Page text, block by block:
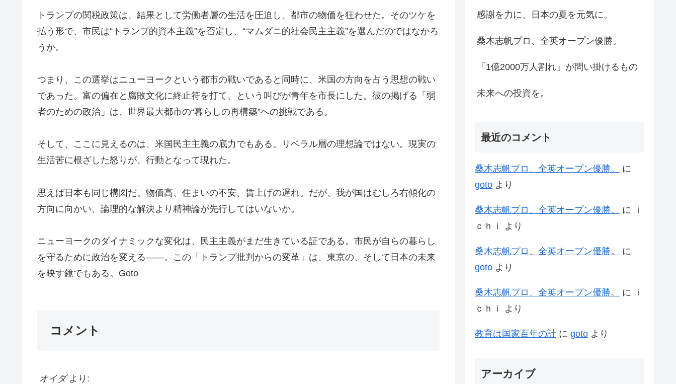
トランプの関税政策は、結果として労働者層の生活を圧迫し、都市の物価を狂わせた。そのツケを
払う形で、市民は“トランプ的資本主義”を否定し、“マムダニ的社会民主主義”を選んだのではなかろ
うか。
つまり、この選挙はニューヨークという都市の戦いであると同時に、米国の方向を占う思想の戦い
であった。富の偏在と腐敗文化に終止符を打て、という叫びが青年を市長にした。彼の掲げる「弱
者のための政治」は、世界最大都市の“暮らしの再構築”への挑戦である。
そして、ここに見えるのは、米国民主主義の底力でもある。リベラル層の理想論ではない。現実の
生活苦に根ざした怒りが、行動となって現れた。
思えば日本も同じ構図だ。物価高、住まいの不安、賃上げの遅れ。だが、我が国はむしろ右傾化の
方向に向かい、論理的な解決より精神論が先行してはいないか。
ニューヨークのダイナミックな変化は、民主主義がまだ生きている証である。市民が自らの暮らし
を守るために政治を変える——。この「トランプ批判からの変革」は、東京の、そして日本の未来
を映す鏡でもある。Goto
コメント
オイダ より:
感謝を力に、日本の夏を元気に。
桑木志帆プロ、全英オープン優勝。
「1億2000万人割れ」が問い掛けるもの
未来への投資を。
最近のコメント
桑木志帆プロ、全英オープン優勝。
に
goto より
桑木志帆プロ、全英オープン優勝。 に
ｉ
ｃｈｉ
より
桑木志帆プロ、全英オープン優勝。
に
goto より
桑木志帆プロ、全英オープン優勝。 に
ｉ
ｃｈｉ
より
教育は国家百年の計 に goto より
アーカイブ